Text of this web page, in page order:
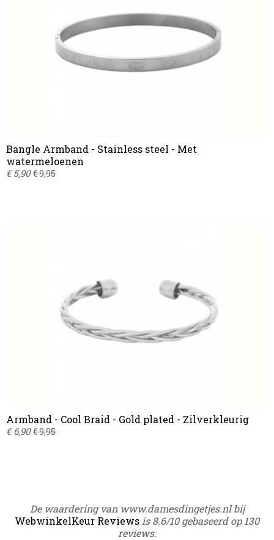
Bangle Armband - Stainless steel - Met
watermeloenen
€ 5,90 € 9,95
Armband - Cool Braid - Gold plated - Zilverkleurig
€ 6,90 € 9,95
De waardering van www.damesdingetjes.nl bij
WebwinkelKeur Reviews is 8.6/10 gebaseerd op 130
reviews.